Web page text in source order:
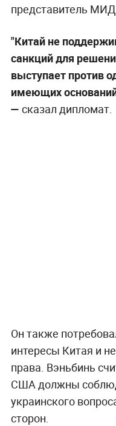
представитель
"Китай не
санкций для
выступает против
имеющих
— сказал дипломат.
Он также
интересы Китая и
права. Вэньбинь
США должны
украинского
сторон.